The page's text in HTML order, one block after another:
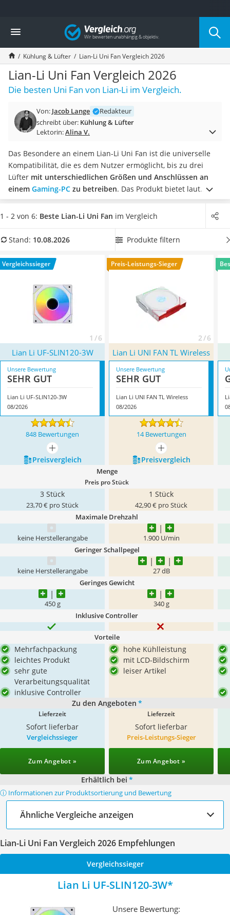
Die beliebtesten Vergleiche nach Kategorie
Elektronik
Powerstation
Monitor 32 Zoll 4K
Fernseher
Drucker
Desktop-PC
Diascanner
Laser-Multifunktionsdrucker
Powerstation mit Solarpanel
Gaming-PC
Soundbar
17-Zoll-Laptop
Satellitenschüssel
Gaming-Headset
Tablets unter 200 Euro
Lichtwecker
Acer Aspire
Vergleich
Kühlung & Lüfter Lian-Li Uni Fan Vergleich 2026
Lian-Li Uni Fan Vergleich 2026
Die besten Uni Fan von Lian-Li im Vergleich.
Von: Jacob Lange
Redakteur
schreibt über: Kühlung & Lüfter
Lektorin:Alina V.
Das Besondere an einem Lian-Li Uni Fan ist die universelle
Kompatibilität, die es dem Nutzer ermöglicht, bis zu drei
Lüfter mit unterschiedlichen Größen und Anschlüssen an
einem Gaming-PC zu betreiben. Das Produkt bietet laut
gängigen Online-Tests auch eine intuitive Steuerung der
Lüftergeschwindigkeit und Beleuchtung sowie die
CPU-Temperatur zu regeln.
Wählen Sie jetzt aus unserer
maximale Drehzahl besitzt
, da eine hohe maximale Drehzahl
eine höhere Kühlleistung erzielt. Überzeugt hat uns hier im
August 2026 besonders das Modell
mit seinen Eigenschaften.
1 - 2 von 6: Beste Lian-Li Uni Fan im Vergleich
Stand: 10.08.2026 Produkte filtern
Vergleichssieger
1 / 6
Preis-Leistungs-Sieger
2 / 6
Lian Li ‎UF-SLIN120-3W Lian Li UNI FAN TL Wireless
Unsere Bewertung
SEHR GUT
Lian Li ‎UF-SLIN120-3W
08/2026
Unsere Bewertung
SEHR GUT
Lian Li UNI FAN TL Wireless
08/2026
848 Bewertungen 14 Bewertungen
mehr anzeigen
mehr anzeigen
Preis­vergleich
Preis­vergleich
Menge
Preis pro Stück
3 Stück
23,70 € pro Stück
1 Stück
42,90 € pro Stück
Maximale Drehzahl
keine Herstellerangabe 1.900 U/min
Geringer Schallpegel
keine Herstellerangabe 27 dB
Geringes Gewicht
450 g 340 g
Inklusive Controller
Vorteile
Mehrfachpackung
leichtes Produkt
sehr gute
Verarbeitungsqualität
inklusive Controller
hohe Kühlleistung
mit LCD-Bildschirm
leiser Artikel
Zu den Angeboten *
Lieferzeit
Sofort lieferbar
Lieferzeit
Sofort lieferbar
Vergleichssieger
Zum Angebot »
Preis-Leistungs-Sieger
Zum Angebot »
Erhältlich bei *
ⓘ Informationen zur Produktsortierung und Bewertung
Ähnliche Vergleiche anzeigen
Lian-Li Uni Fan Vergleich 2026 Empfehlungen
Vergleichssieger
Lian Li ‎UF-SLIN120-3W
Unsere Bewertung: